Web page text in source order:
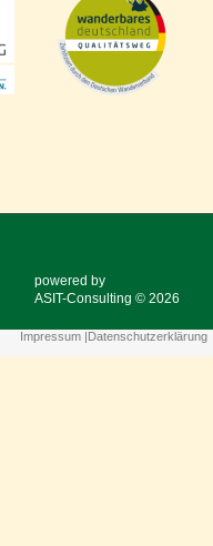
powered by
ASIT-Consulting © 2026
Impressum |Datenschutzerklärung